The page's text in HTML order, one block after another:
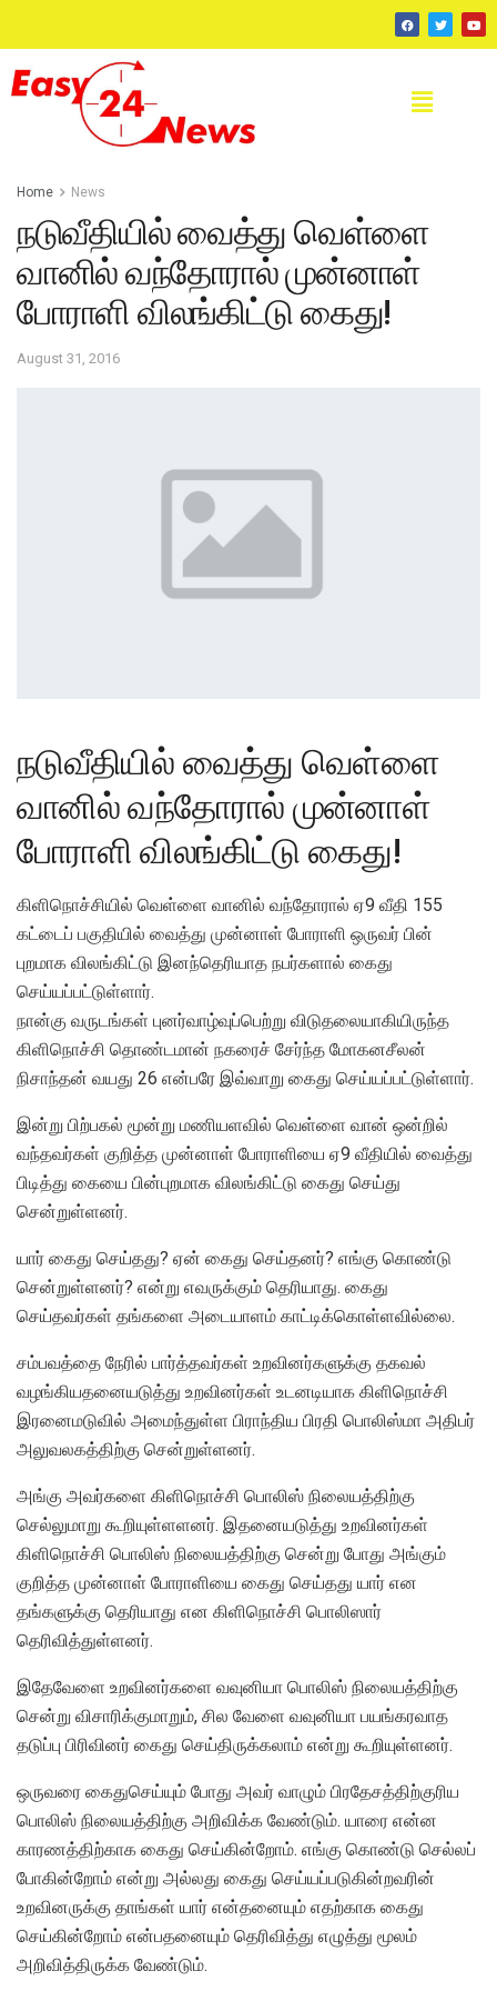
Home News
நடுவீதியில் வைத்து வெள்ளை
வானில் வந்தோரால் முன்னாள்
போராளி விலங்கிட்டு கைது!
August 31, 2016
நடுவீதியில் வைத்து வெள்ளை
வானில் வந்தோரால் முன்னாள்
போராளி விலங்கிட்டு கைது!
கிளிநொச்சியில் வெள்ளை வானில் வந்தோரால் ஏ9 வீதி 155
கட்டைப் பகுதியில் வைத்து முன்னாள் போராளி ஒருவர் பின்
புறமாக விலங்கிட்டு இனந்தெரியாத நபர்களால் கைது
செய்யப்பட்டுள்ளார்.
நான்கு வருடங்கள் புனர்வாழ்வுப்பெற்று விடுதலையாகியிருந்த
கிளிநொச்சி தொண்டமான் நகரைச் சேர்ந்த மோகனசீலன்
நிசாந்தன் வயது 26 என்பரே இவ்வாறு கைது செய்யப்பட்டுள்ளார்.
இன்று பிற்பகல் மூன்று மணியளவில் வெள்ளை வான் ஒன்றில்
வந்தவர்கள் குறித்த முன்னாள் போராளியை ஏ9 வீதியில் வைத்து
பிடித்து கையை பின்புறமாக விலங்கிட்டு கைது செய்து
சென்றுள்ளனர்.
யார் கைது செய்தது? ஏன் கைது செய்தனர்? எங்கு கொண்டு
சென்றுள்ளனர்? என்று எவருக்கும் தெரியாது. கைது
செய்தவர்கள் தங்களை அடையாளம் காட்டிக்கொள்ளவில்லை.
சம்பவத்தை நேரில் பார்த்தவர்கள் உறவினர்களுக்கு தகவல்
வழங்கியதனையடுத்து உறவினர்கள் உடனடியாக கிளிநொச்சி
இரனைமடுவில் அமைந்துள்ள பிராந்திய பிரதி பொலிஸ்மா அதிபர்
அலுவலகத்திற்கு சென்றுள்ளனர்.
அங்கு அவர்களை கிளிநொச்சி பொலிஸ் நிலையத்திற்கு
செல்லுமாறு கூறியுள்ளளனர். இதனையடுத்து உறவினர்கள்
கிளிநொச்சி பொலிஸ் நிலையத்திற்கு சென்று போது அங்கும்
குறித்த முன்னாள் போராளியை கைது செய்தது யார் என
தங்களுக்கு தெரியாது என கிளிநொச்சி பொலிஸார்
தெரிவித்துள்ளனர்.
இதேவேளை உறவினர்களை வவுனியா பொலிஸ் நிலையத்திற்கு
சென்று விசாரிக்குமாறும், சில வேளை வவுனியா பயங்கரவாத
தடுப்பு பிரிவினர் கைது செய்திருக்கலாம் என்று கூறியுள்ளனர்.
ஒருவரை கைதுசெய்யும் போது அவர் வாழும் பிரதேசத்திற்குரிய
பொலிஸ் நிலையத்திற்கு அறிவிக்க வேண்டும். யாரை என்ன
காரணத்திற்காக கைது செய்கின்றோம். எங்கு கொண்டு செல்லப்
போகின்றோம் என்று அல்லது கைது செய்யப்படுகின்றவரின்
உறவினருக்கு தாங்கள் யார் என்தனையும் எதற்காக கைது
செய்கின்றோம் என்பதனையும் தெரிவித்து எழுத்து மூலம்
அறிவித்திருக்க வேண்டும்.